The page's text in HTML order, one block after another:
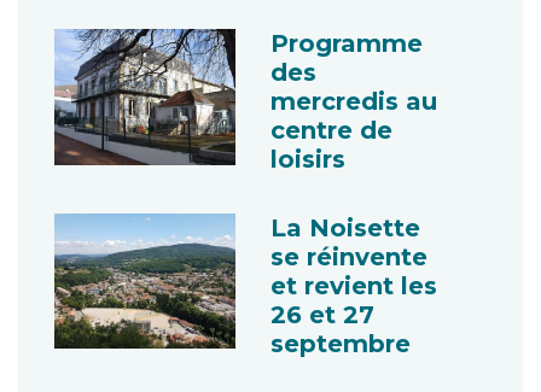
Programme
des
mercredis au
centre de
loisirs
La Noisette
se réinvente
et revient les
26 et 27
septembre